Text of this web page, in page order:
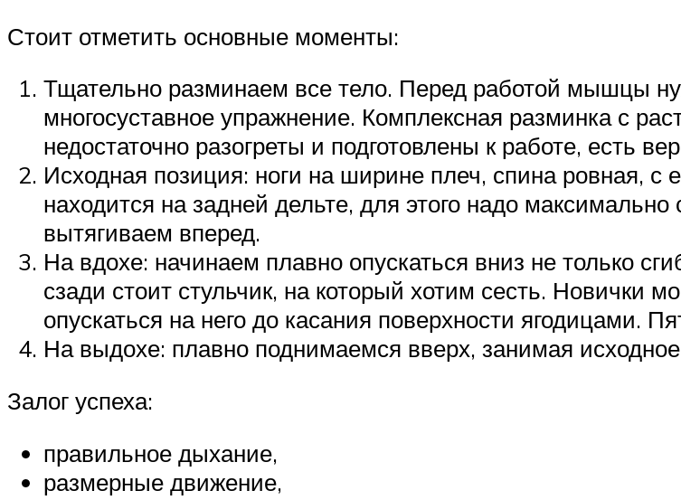
Стоит отметить основные моменты:
Тщательно разминаем все тело. Перед работой мышцы
многосуставное упражнение. Комплексная разминка с
недостаточно разогреты и подготовлены к работе, есть
Исходная позиция: ноги на ширине плеч, спина ровная, с
находится на задней дельте, для этого надо
вытягиваем вперед.
На вдохе: начинаем плавно опускаться вниз не только
сзади стоит стульчик, на который хотим сесть. Новички
опускаться на него до касания поверхности ягодицами.
На выдохе: плавно поднимаемся вверх, занимая
Залог успеха:
правильное дыхание,
размерные движение,